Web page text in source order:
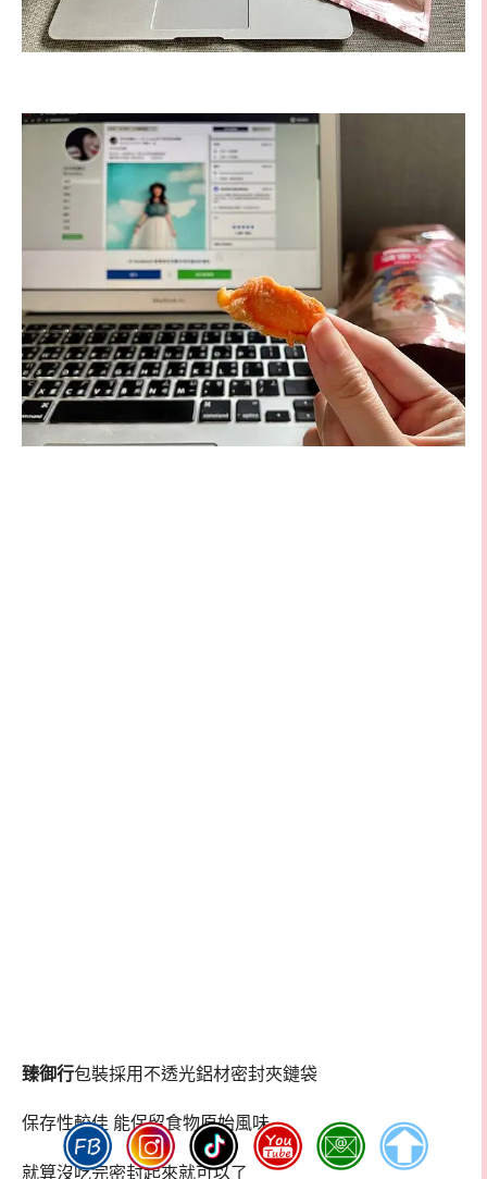
臻御行包裝採用不透光鋁材密封夾鏈袋
保存性較佳 能保留食物原始風味
就算沒吃完密封起來就可以了